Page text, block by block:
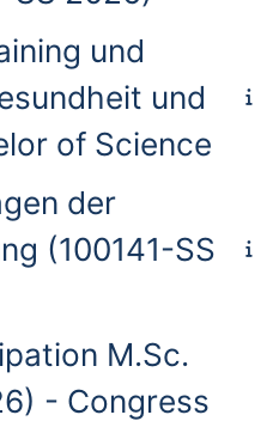
und
und
of Science
der
(100141-SS
M.Sc.
- Congress